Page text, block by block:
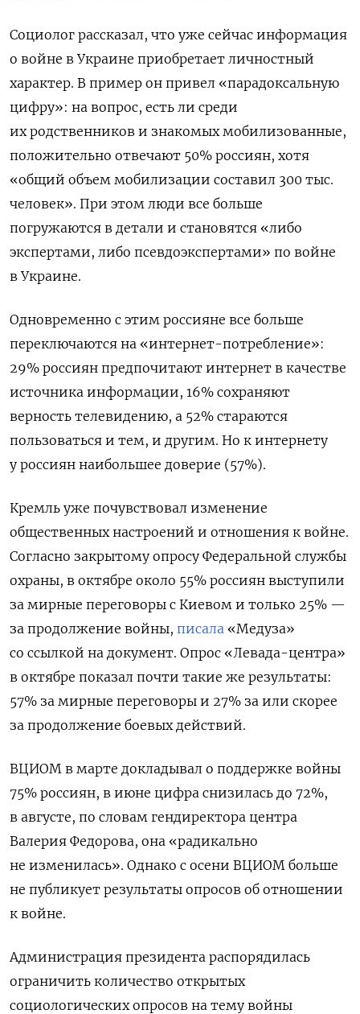
Социолог рассказал, что уже сейчас информация
о войне в Украине приобретает личностный
характер. В пример он привел «парадоксальную
цифру»: на вопрос, есть ли среди
их родственников и знакомых мобилизованные,
положительно отвечают 50% россиян, хотя
«общий объем мобилизации составил 300 тыс.
человек». При этом люди все больше
погружаются в детали и становятся «либо
экспертами, либо псевдоэкспертами» по войне
в Украине.
Одновременно с этим россияне все больше
переключаются на «интернет-потребление»:
29% россиян предпочитают интернет в качестве
источника информации, 16% сохраняют
верность телевидению, а 52% стараются
пользоваться и тем, и другим. Но к интернету
у россиян наибольшее доверие (57%).
Кремль уже почувствовал изменение
общественных настроений и отношения к войне.
Согласно закрытому опросу Федеральной службы
охраны, в октябре около 55% россиян выступили
за мирные переговоры с Киевом и только 25% —
за продолжение войны, писала «Медуза»
со ссылкой на документ. Опрос «Левада-центра»
в октябре показал почти такие же результаты:
57% за мирные переговоры и 27% за или скорее
за продолжение боевых действий.
ВЦИОМ в марте докладывал о поддержке войны
75% россиян, в июне цифра снизилась до 72%,
в августе, по словам гендиректора центра
Валерия Федорова, она «радикально
не изменилась». Однако с осени ВЦИОМ больше
не публикует результаты опросов об отношении
к войне.
Администрация президента распорядилась
ограничить количество открытых
социологических опросов на тему войны